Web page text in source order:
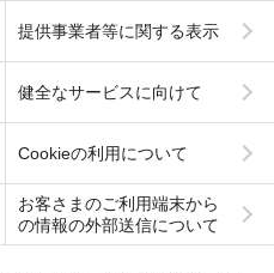
提供事業者等に関する表示
健全なサービスに向けて
Cookieの利用について
お客さまのご利用端末から
の情報の外部送信について